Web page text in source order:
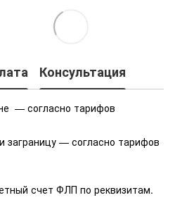
Консультация
— согласно тарифов
заграницу — согласно тарифов
счет ФЛП по реквизитам.